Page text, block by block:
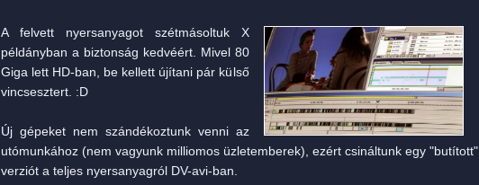
A felvett nyersanyagot szétmásoltuk X
példányban a biztonság kedvéért. Mivel 80
Giga lett HD-ban, be kellett újítani pár külső
vincsesztert. :D
Új gépeket nem szándékoztunk venni az
utómunkához (nem vagyunk milliomos üzletemberek), ezért csináltunk egy "butított"
verziót a teljes nyersanyagról DV-avi-ban.